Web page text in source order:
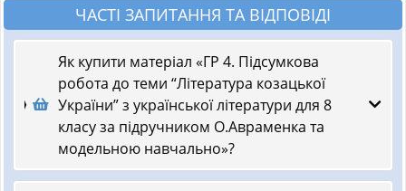
ЧАСТІ ЗАПИТАННЯ ТА ВІДПОВІДІ
Як купити матеріал «ГР 4. Підсумкова
робота до теми “Література козацької
України” з української літератури для 8
класу за підручником О.Авраменка та
модельною навчально»?